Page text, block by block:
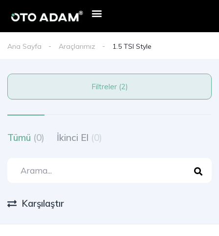
Ana Sayfa Araçlarımız 1.5 TSI Style
Filtreler (2)
Tümü (0) İkinci El (0)
Karşılaştır